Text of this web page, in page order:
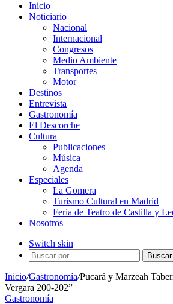
Inicio
Noticiario
Nacional
Internacional
Congresos
Medio Ambiente
Transportes
Motor
Destinos
Entrevista
Gastronomía
El Descorche
Cultura
Publicaciones
Música
Agenda
Especiales
La Gomera
Turismo Cultural en Madrid
Feria de Teatro de Castilla y
Nosotros
Switch skin
Inicio/Gastronomía/Pucará y Marzeah
Vergara 200-202”
Gastronomía